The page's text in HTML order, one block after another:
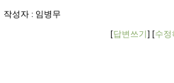
작성자 : 임병무
[답변쓰기 ] [수정